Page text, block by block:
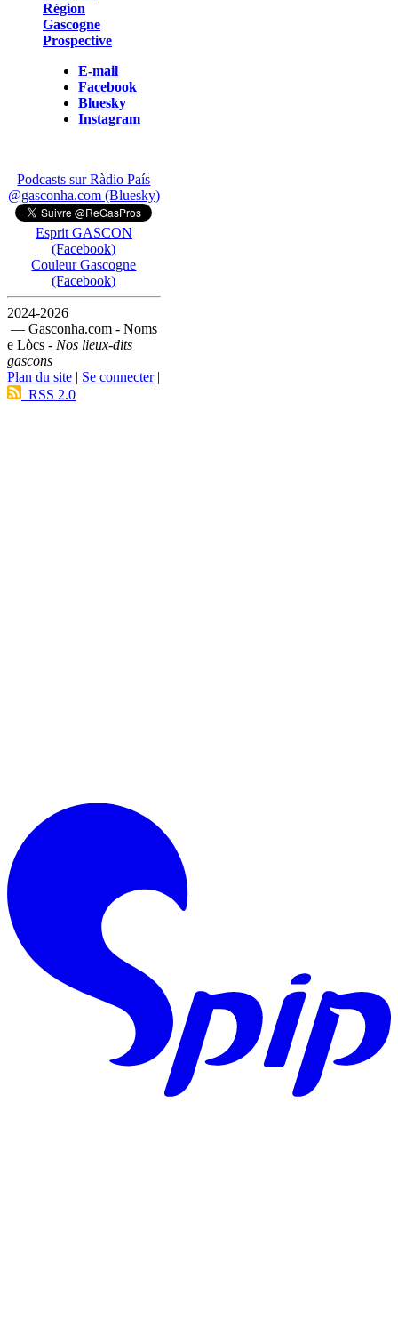
Région
Gascogne
Prospective
E-mail
Facebook
Bluesky
Instagram
Podcasts sur Ràdio País
@gasconha.com (Bluesky)
Esprit GASCON
(Facebook)
Couleur Gascogne
(Facebook)
2024-2026
— Gasconha.com - Noms
e Lòcs - Nos lieux-dits
gascons
Plan du site | Se connecter|
RSS 2.0